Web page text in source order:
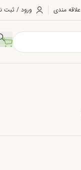
علاقه مندی ورود / ثبت